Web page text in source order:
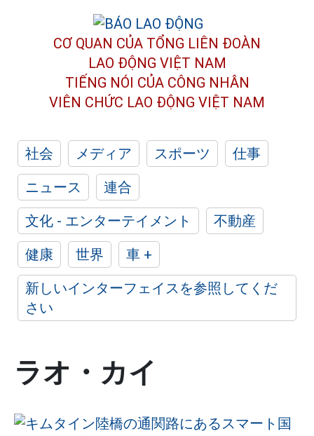
CƠ QUAN CỦA TỔNG LIÊN ĐOÀN
LAO ĐỘNG VIỆT NAM
TIẾNG NÓI CỦA CÔNG NHÂN
VIÊN CHỨC LAO ĐỘNG VIỆT NAM
社会 メディア スポーツ
仕事
ニュース
連合
文化 - エンターテイメント
不動産
健康
世界
車 +
新しいインターフェイスを参照してくだ
さい
ラオ・カイ